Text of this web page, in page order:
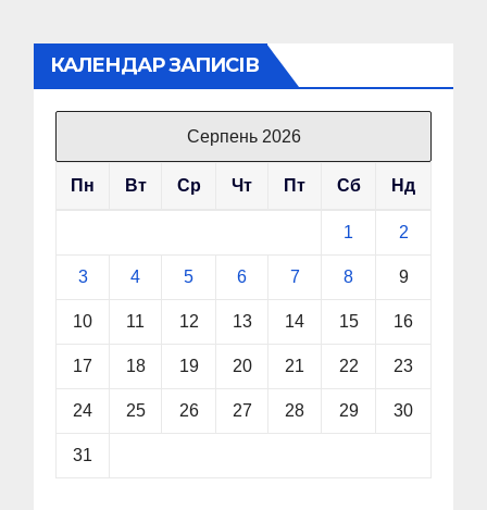
КАЛЕНДАР ЗАПИСІВ
Серпень 2026
Пн Вт Ср Чт Пт Сб Нд
1 2
3 4 5 6 7 8 9
10 11 12 13 14 15 16
17 18 19 20 21 22 23
24 25 26 27 28 29 30
31